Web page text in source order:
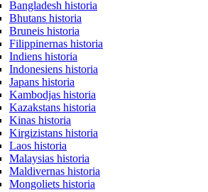
Bangladesh historia
Bhutans historia
Bruneis historia
Filippinernas historia
Indiens historia
Indonesiens historia
Japans historia
Kambodjas historia
Kazakstans historia
Kinas historia
Kirgizistans historia
Laos historia
Malaysias historia
Maldivernas historia
Mongoliets historia